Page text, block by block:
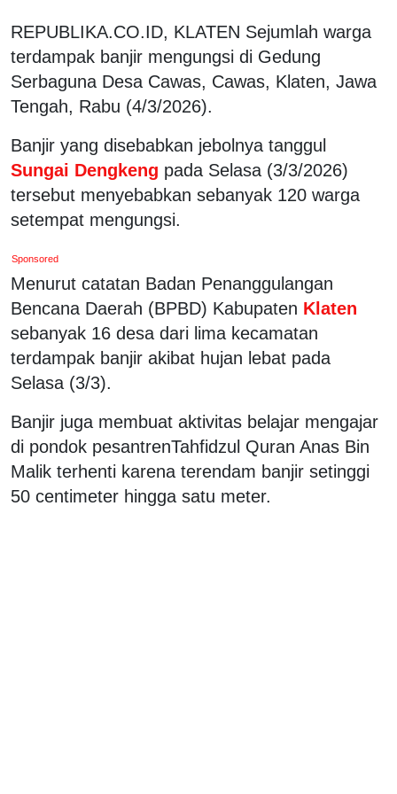
REPUBLIKA.CO.ID, KLATEN Sejumlah warga
terdampak banjir mengungsi di Gedung
Serbaguna Desa Cawas, Cawas, Klaten, Jawa
Tengah, Rabu (4/3/2026).
Banjir yang disebabkan jebolnya tanggul
Sungai Dengkeng pada Selasa (3/3/2026)
tersebut menyebabkan sebanyak 120 warga
setempat mengungsi.
Sponsored
Menurut catatan Badan Penanggulangan
Bencana Daerah (BPBD) Kabupaten Klaten
sebanyak 16 desa dari lima kecamatan
terdampak banjir akibat hujan lebat pada
Selasa (3/3).
Banjir juga membuat aktivitas belajar mengajar
di pondok pesantrenTahfidzul Quran Anas Bin
Malik terhenti karena terendam banjir setinggi
50 centimeter hingga satu meter.